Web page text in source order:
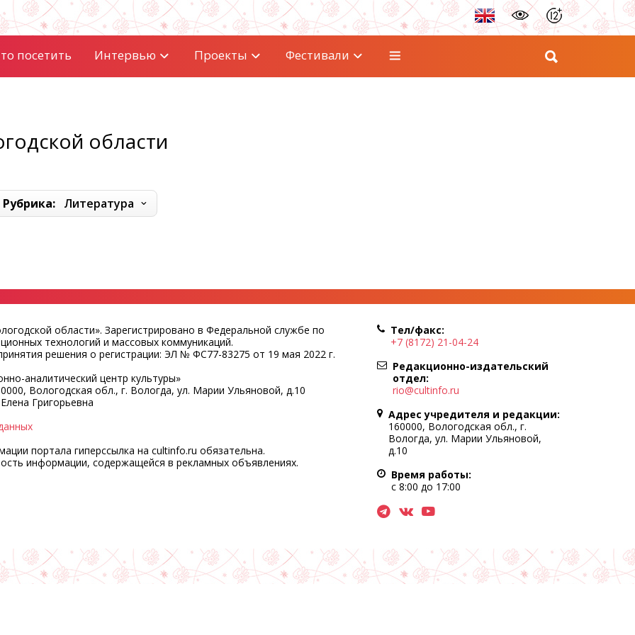
посетить Интервью Проекты Фестивали
области
Рубрика: Литература
области». Зарегистрировано в Федеральной службе по
технологий и массовых коммуникаций.
решения о регистрации: ЭЛ № ФС77-83275 от 19 мая 2022 г.
аналитический центр культуры»
Вологодская обл., г. Вологда, ул. Марии Ульяновой, д.10
Григорьевна
портала гиперссылка на cultinfo.ru обязательна.
информации, содержащейся в рекламных объявлениях.
Тел/факс:
+7 (8172) 21-04-24
Редакционно-издательский
отдел:
rio@cultinfo.ru
Адрес учредителя и редакции:
160000, Вологодская обл., г.
Вологда, ул. Марии Ульяновой,
д.10
Время работы:
с 8:00 до 17:00